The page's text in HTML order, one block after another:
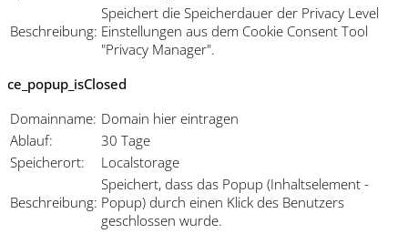
Beschreibung:
Speichert die Speicherdauer der Privacy Level
Einstellungen aus dem Cookie Consent Tool
"Privacy Manager".
ce_popup_isClosed
Domainname: Domain hier eintragen
Ablauf:
30 Tage
Speicherort:
Localstorage
Beschreibung:
Speichert, dass das Popup (Inhaltselement -
Popup) durch einen Klick des Benutzers
geschlossen wurde.